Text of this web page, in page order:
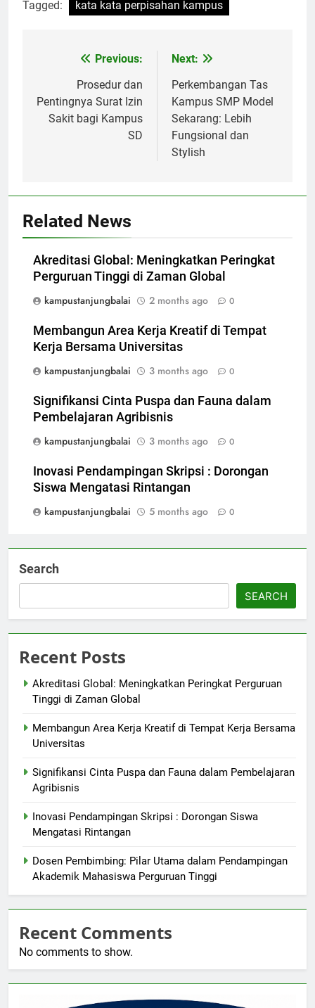
Tagged: kata kata perpisahan kampus
navigation
Previous:
Prosedur dan
Pentingnya Surat Izin
Sakit bagi Kampus
SD
Next:
Perkembangan Tas
Kampus SMP Model
Sekarang: Lebih
Fungsional dan
Stylish
Related News
Akreditasi Global: Meningkatkan Peringkat
Perguruan Tinggi di Zaman Global
kampustanjungbalai
2 months ago 0
Membangun Area Kerja Kreatif di Tempat
Kerja Bersama Universitas
kampustanjungbalai
3 months ago 0
Signifikansi Cinta Puspa dan Fauna dalam
Pembelajaran Agribisnis
kampustanjungbalai
3 months ago 0
Inovasi Pendampingan Skripsi : Dorongan
Siswa Mengatasi Rintangan
kampustanjungbalai
5 months ago 0
Search
SEARCH
Recent Posts
Akreditasi Global: Meningkatkan Peringkat Perguruan
Tinggi di Zaman Global
Membangun Area Kerja Kreatif di Tempat Kerja Bersama
Universitas
Signifikansi Cinta Puspa dan Fauna dalam Pembelajaran
Agribisnis
Inovasi Pendampingan Skripsi : Dorongan Siswa
Mengatasi Rintangan
Dosen Pembimbing: Pilar Utama dalam Pendampingan
Akademik Mahasiswa Perguruan Tinggi
Recent Comments
No comments to show.